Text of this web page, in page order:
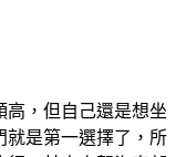
高，但自己還是想坐
就是第一選擇了，所